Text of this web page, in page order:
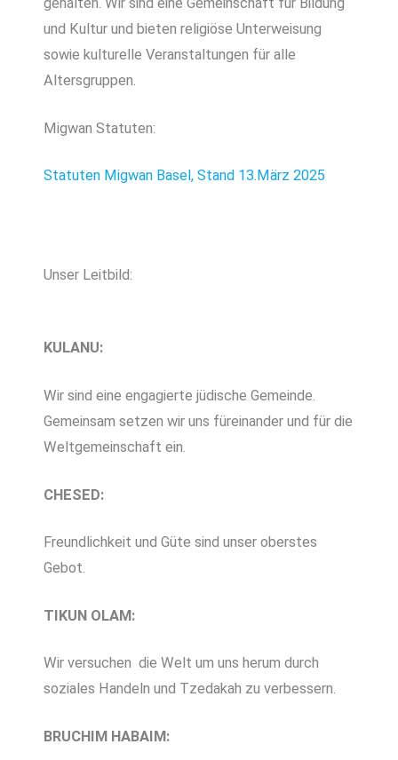
und Kultur und bieten religiöse Unterweisung
sowie kulturelle Veranstaltungen für alle
Altersgruppen.
Migwan Statuten:
Statuten Migwan Basel, Stand 13.März 2025
Unser Leitbild:
KULANU:
Wir sind eine engagierte jüdische Gemeinde.
Gemeinsam setzen wir uns füreinander und für die
Weltgemeinschaft ein.
CHESED:
Freundlichkeit und Güte sind unser oberstes
Gebot.
TIKUN OLAM:
Wir versuchen die Welt um uns herum durch
soziales Handeln und Tzedakah zu verbessern.
BRUCHIM HABAIM: